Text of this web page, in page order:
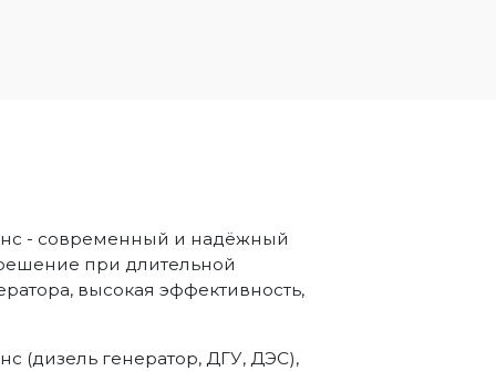
- современный и надёжный
при длительной
высокая эффективность,
(дизель генератор, ДГУ, ДЭС),